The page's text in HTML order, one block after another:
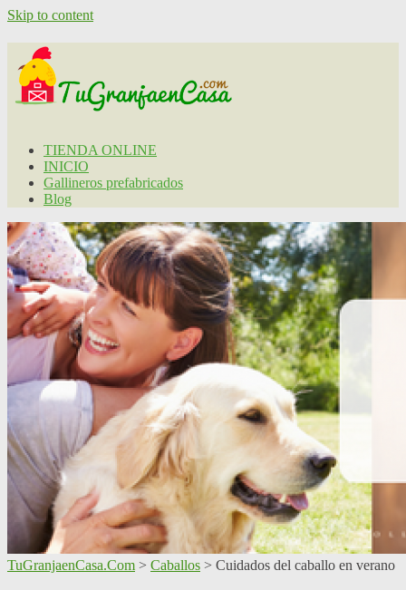
Skip to content
TIENDA ONLINE
INICIO
Gallineros prefabricados
Blog
TuGranjaenCasa.Com > Caballos > Cuidados del caballo en verano